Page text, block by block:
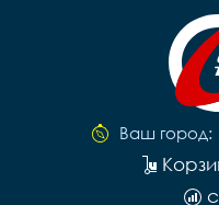
Ваш город: